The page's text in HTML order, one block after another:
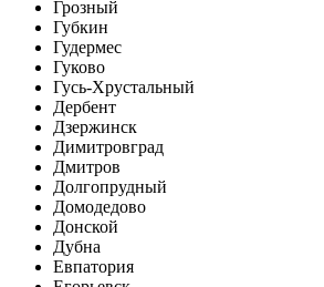
Грозный
Губкин
Гудермес
Гуково
Гусь-Хрустальный
Дербент
Дзержинск
Димитровград
Дмитров
Долгопрудный
Домодедово
Донской
Дубна
Евпатория